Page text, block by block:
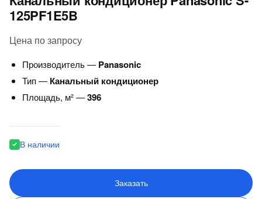
125PF1E5B
Цена по запросу
Производитель — Panasonic
Тип — Канальный кондиционер
Площадь, м² —396
В наличии
Заказать